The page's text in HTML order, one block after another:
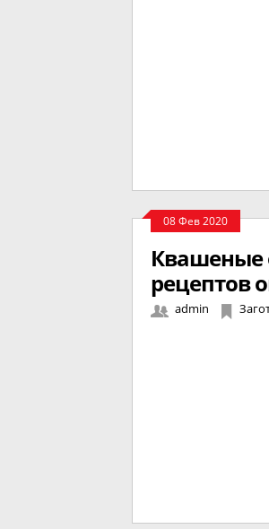
08 Фев 2020
Квашеные
рецептов
admin